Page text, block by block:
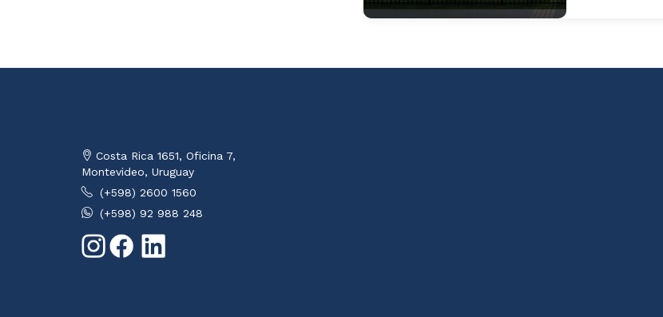
Costa Rica 1651, Oficina 7,
Montevideo, Uruguay
(+598) 2600 1560
(+598) 92 988 248